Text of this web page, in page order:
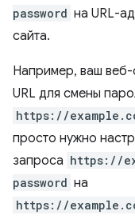
password на URL-
сайта.
Например, ваш
URL для смены
https://
просто нужно
запроса https://
password на
https://